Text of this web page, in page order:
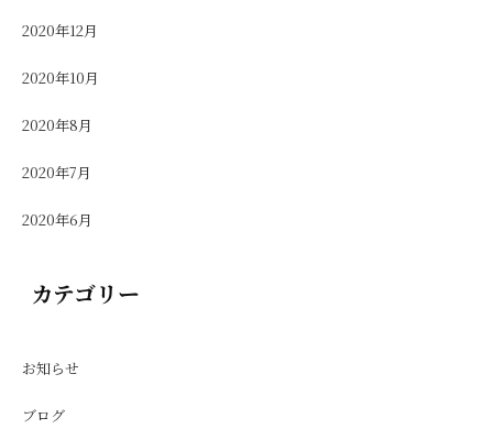
2020年12月
2020年10月
2020年8月
2020年7月
2020年6月
カテゴリー
お知らせ
ブログ